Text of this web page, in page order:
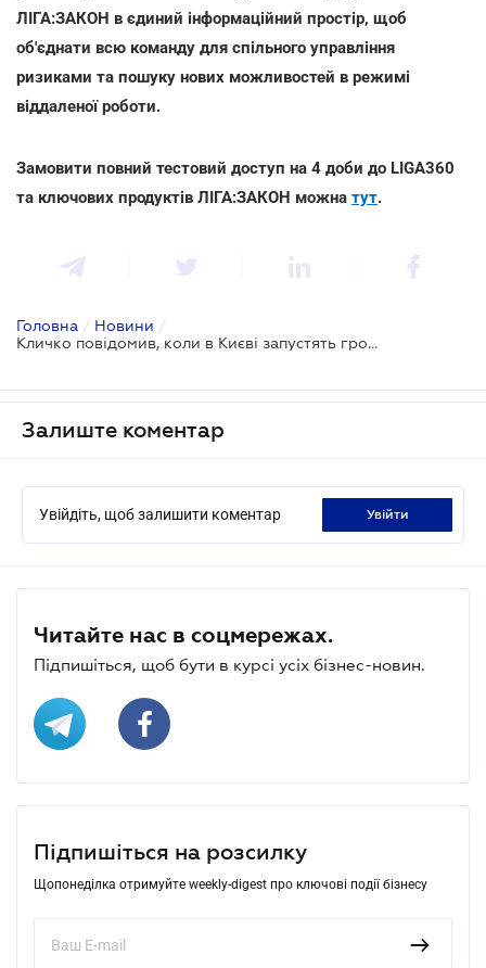
ЛІГА:ЗАКОН в єдиний інформаційний простір, щоб
об'єднати всю команду для спільного управління
ризиками та пошуку нових можливостей в режимі
віддаленої роботи.
Замовити повний тестовий доступ на 4 доби до LIGA360
та ключових продуктів ЛІГА:ЗАКОН можна тут.
Головна / Новини /
Кличко повідомив, коли в Києві запустять громадський транспорт і відкриють спортзали
Залиште коментар
Увійдіть, щоб залишити коментар увійти
Читайте нас в соцмережах.
Підпишіться, щоб бути в курсі усіх бізнес-новин.
Підпишіться на розсилку
Щопонеділка отримуйте weekly-digest про ключові події бізнесу